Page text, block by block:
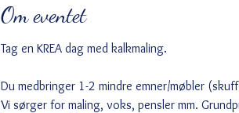
Om eventet
Tag en KREA dag med kalkmaling.
Du medbringer 1-2 mindre emner/møbler
Vi sørger for maling, voks, pensler mm.